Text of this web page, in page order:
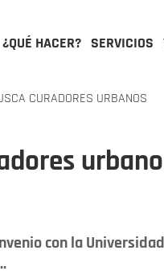
¿QUÉ HACER? SERVICIOS
CURADORES URBANOS
con la